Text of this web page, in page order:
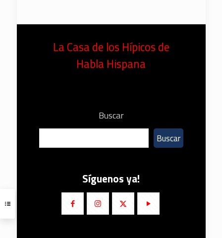
La Casa de los Hípicos de
Habla Hispana
Buscar
Buscar
Síguenos ya!